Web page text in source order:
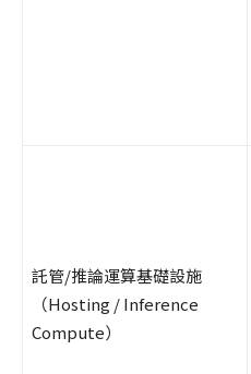
託管/推論運算基礎設施
（Hosting / Inference
Compute）